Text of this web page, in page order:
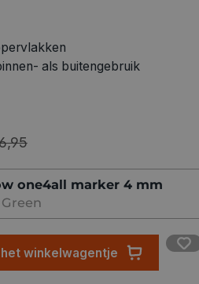
als buitengebruik
one4all marker 4 mm
het winkelwagentje